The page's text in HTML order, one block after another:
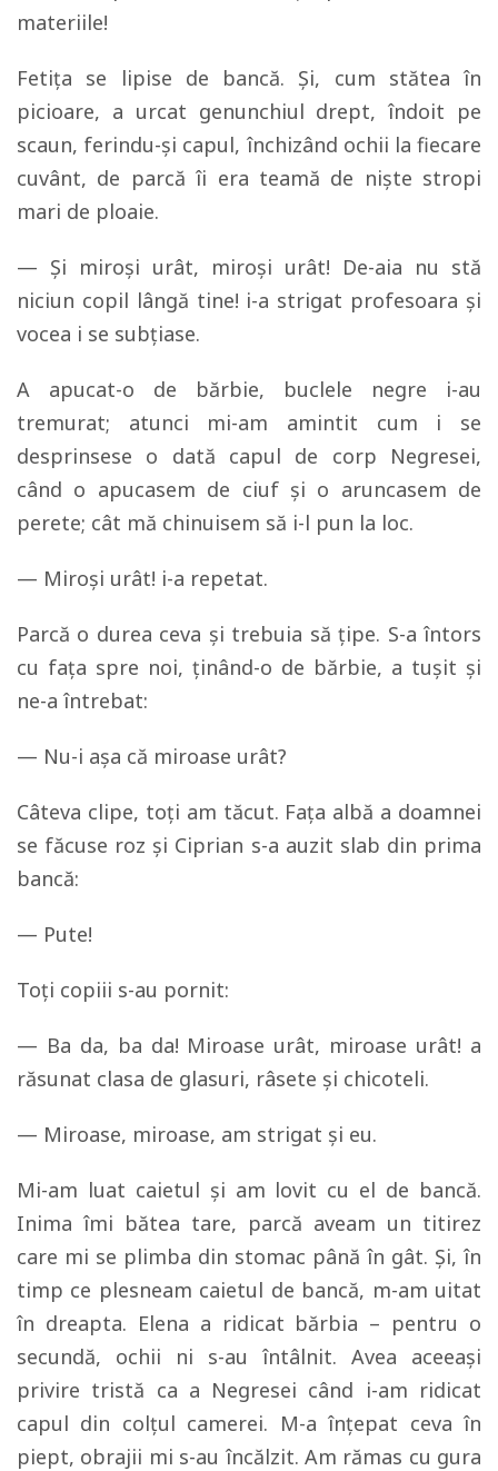
materiile!
Fetiţa se lipise de bancă. Şi, cum stătea în
picioare, a urcat genunchiul drept, îndoit pe
scaun, ferindu-şi capul, închizând ochii la fiecare
cuvânt, de parcă îi era teamă de nişte stropi
mari de ploaie.
— Şi miroşi urât, miroşi urât! De-aia nu stă
niciun copil lângă tine! i-a strigat profesoara şi
vocea i se subţiase.
A apucat-o de bărbie, buclele negre i-au
tremurat; atunci mi-am amintit cum i se
desprinsese o dată capul de corp Negresei,
când o apucasem de ciuf şi o aruncasem de
perete; cât mă chinuisem să i-l pun la loc.
— Miroşi urât! i-a repetat.
Parcă o durea ceva şi trebuia să ţipe. S-a întors
cu faţa spre noi, ţinând-o de bărbie, a tuşit şi
ne-a întrebat:
— Nu-i aşa că miroase urât?
Câteva clipe, toţi am tăcut. Faţa albă a doamnei
se făcuse roz şi Ciprian s-a auzit slab din prima
bancă:
— Pute!
Toţi copiii s-au pornit:
— Ba da, ba da! Miroase urât, miroase urât! a
răsunat clasa de glasuri, râsete şi chicoteli.
— Miroase, miroase, am strigat şi eu.
Mi-am luat caietul şi am lovit cu el de bancă.
Inima îmi bătea tare, parcă aveam un titirez
care mi se plimba din stomac până în gât. Şi, în
timp ce plesneam caietul de bancă, m-am uitat
în dreapta. Elena a ridicat bărbia – pentru o
secundă, ochii ni s-au întâlnit. Avea aceeaşi
privire tristă ca a Negresei când i-am ridicat
capul din colţul camerei. M-a înţepat ceva în
piept, obrajii mi s-au încălzit. Am rămas cu gura